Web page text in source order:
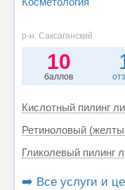
р-н. Саксаганский
10
баллов
Кислотный пилинг
Ретиноловый
Гликолевый пилинг
➡️ Все услуги и